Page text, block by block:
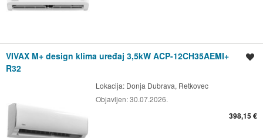
VIVAX M+ design klima uređaj 3,5kW ACP-12CH35AEMI+
R32
Lokacija: Donja Dubrava, Retkovec
Objavljen:30.07.2026.
398,15 €